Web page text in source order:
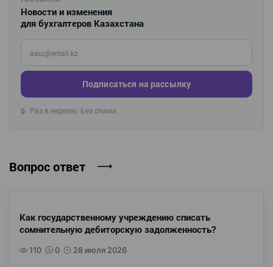
Новости и изменения
для бухгалтеров Казахстана
Введите ваш e-mail
Подписаться на рассылку
🔒 Раз в неделю. Без спама.
Вопрос ответ
Как государственному учреждению списать
сомнительную дебиторскую задолженность?
110 0 28 июля 2026